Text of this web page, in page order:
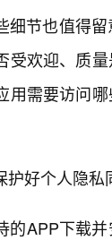
细节也值得
受欢迎、质
用需要访问
好个人隐私
的APP下载